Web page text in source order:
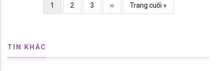
Current
page
1 Page
2 Page
3
Trang
kế
››
Trang
cuối
Trang cuối »
TIN KHÁC